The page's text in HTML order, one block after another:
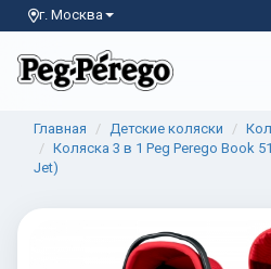
г. Москва
Главная Детские коляски
Коляска 3 в 1 Peg Perego Book
Jet)